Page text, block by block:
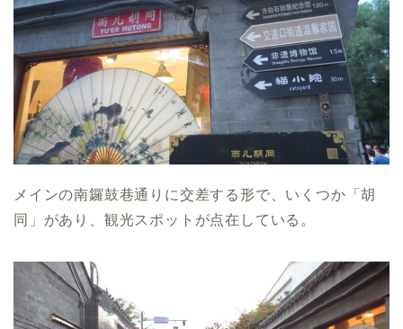
メインの南鑼鼓巷通りに交差する形で、いくつか「胡
同」があり、観光スポットが点在している。